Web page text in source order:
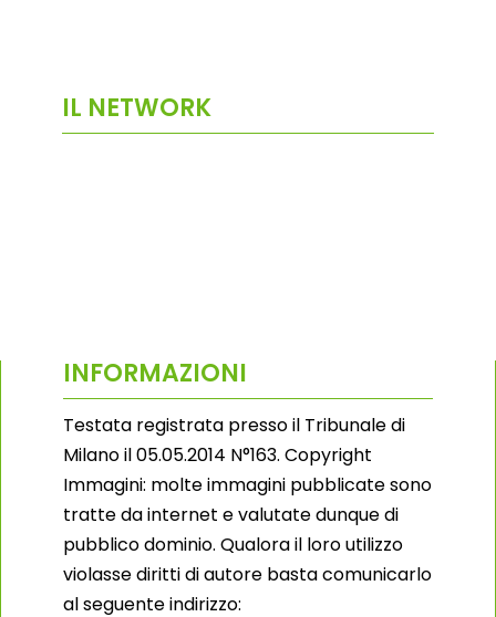
IL NETWORK
INFORMAZIONI
Testata registrata presso il Tribunale di
Milano il 05.05.2014 N°163. Copyright
Immagini: molte immagini pubblicate sono
tratte da internet e valutate dunque di
pubblico dominio. Qualora il loro utilizzo
violasse diritti di autore basta comunicarlo
al seguente indirizzo: